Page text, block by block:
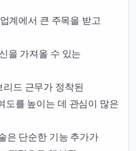
계에서 큰 주목을 받고
을 가져올 수 있는
리드 근무가 정착된
도를 높이는 데 관심이 많은
은 단순한 기능 추가가